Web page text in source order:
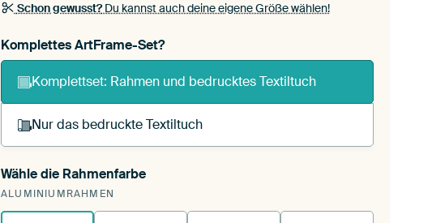
Schon gewusst?Du kannst auch deine eigene Größe wählen!
Komplettes ArtFrame-Set?
Komplettset: Rahmen und bedrucktes Textiltuch
Nur das bedruckte Textiltuch
Du spannst einen wechselbaren Textiltuch in deinen
vorhandenen ArtFrame™.
Wähle die Rahmenfarbe
ALUMINIUMRAHMEN